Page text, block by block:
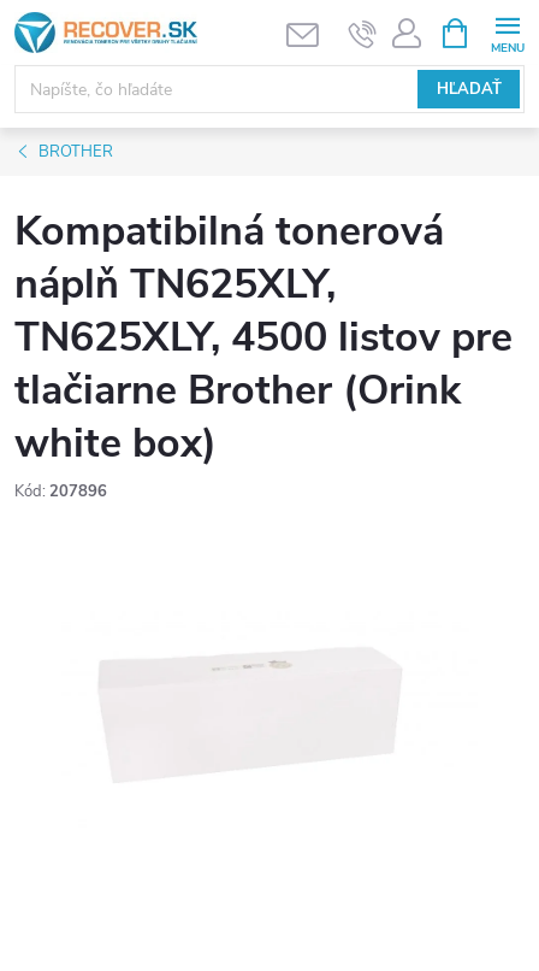
Prejsť
na
obsah
HĽADAŤ
KOŠÍK
BROTHER
Kompatibilná tonerová
náplň TN625XLY,
TN625XLY, 4500 listov pre
tlačiarne Brother (Orink
white box)
Kód: 207896